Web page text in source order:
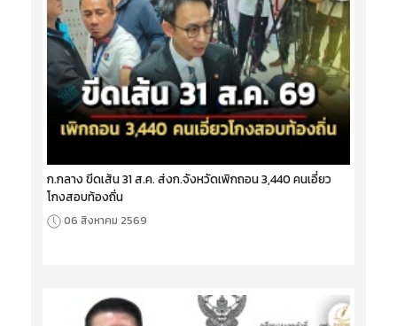
ก.กลาง ขีดเส้น 31 ส.ค. ส่งก.จังหวัดเพิกถอน 3,440 คนเอี่ยว
โกงสอบท้องถิ่น
06 สิงหาคม 2569